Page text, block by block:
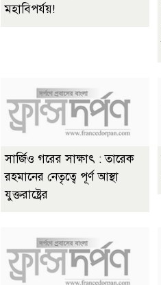
মহাবিপর্যয়!
সার্জিও গরের সাক্ষাৎ : তারেক
রহমানের নেতৃত্বে পূর্ণ আস্থা
যুক্তরাষ্ট্রের